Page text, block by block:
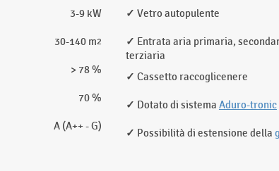
3-9 kW
30-140 m2
> 78 %
70 %
A (A++ - G)
✓ Vetro autopulente
✓ Entrata aria primaria,
terziaria
✓ Cassetto raccoglicenere
✓ Dotato di sistema Aduro-tronic
✓ Possibilità di estensione della